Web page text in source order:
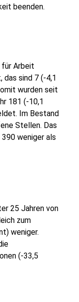
beenden.
für Arbeit
sind 7 (-4,1
wurden seit
181 (-10,1
Im Bestand
Stellen. Das
weniger als
25 Jahren von
zum
weniger.
(-33,5